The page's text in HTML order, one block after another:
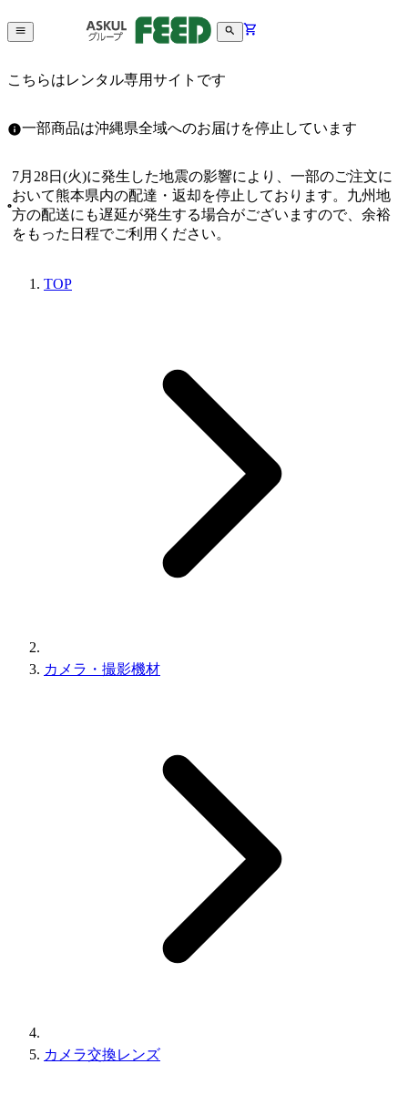
こちらはレンタル専用サイトです
一部商品は沖縄県全域へのお届けを停止しています
7月28日(火)に発生した地震の影響により、一部のご注文に
おいて熊本県内の配達・返却を停止しております。九州地
方の配送にも遅延が発生する場合がございますので、余裕
をもった日程でご利用ください。
TOP
カメラ・撮影機材
カメラ交換レンズ